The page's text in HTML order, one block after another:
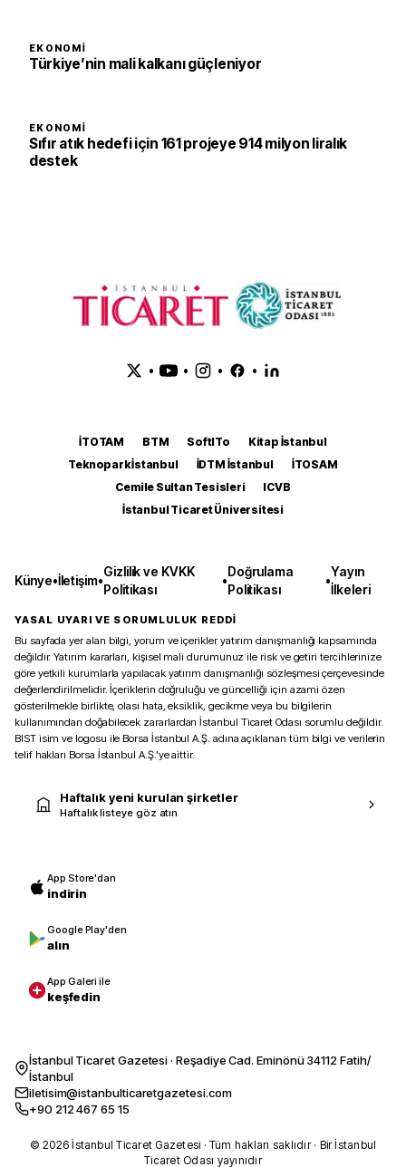
EKONOMI
Türkiye’nin mali kalkanı güçleniyor
EKONOMI
Sıfır atık hedefi için 161 projeye 914 milyon liralık
destek
• • • •
İTOTAM BTM SoftITo
Kitap İstanbul
Teknopark İstanbul
İDTM İstanbul
İTOSAM
Cemile Sultan Tesisleri
ICVB
İstanbul Ticaret Üniversitesi
Künye•İletişim•
Gizlilik ve KVKK
Politikası
•
Doğrulama
Politikası
•
Yayın
İlkeleri
YASAL UYARI VE SORUMLULUK REDDİ
Bu sayfada yer alan bilgi, yorum ve içerikler yatırım danışmanlığı kapsamında
değildir. Yatırım kararları, kişisel mali durumunuz ile risk ve getiri tercihlerinize
göre yetkili kurumlarla yapılacak yatırım danışmanlığı sözleşmesi çerçevesinde
değerlendirilmelidir. İçeriklerin doğruluğu ve güncelliği için azami özen
gösterilmekle birlikte, olası hata, eksiklik, gecikme veya bu bilgilerin
kullanımından doğabilecek zararlardan İstanbul Ticaret Odası sorumlu değildir.
BIST isim ve logosu ile Borsa İstanbul A.Ş. adına açıklanan tüm bilgi ve verilerin
telif hakları Borsa İstanbul A.Ş.’ye aittir.
Haftalık yeni kurulan şirketler
Haftalık listeye göz atın
App Store'dan
indirin
Google Play'den
alın
App Galeri ile
keşfedin
İstanbul Ticaret Gazetesi · Reşadiye Cad. Eminönü 34112 Fatih/
İstanbul
iletisim@istanbulticaretgazetesi.com
+90 212 467 65 15
© 2026 İstanbul Ticaret Gazetesi · Tüm hakları saklıdır · Bir İstanbul
Ticaret Odası yayınıdır